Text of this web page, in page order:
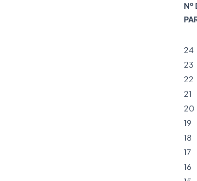
Nº
24
23
22
21
20
19
18
17
16